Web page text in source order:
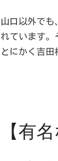
山口以外でも
れています
とにかく吉
【有